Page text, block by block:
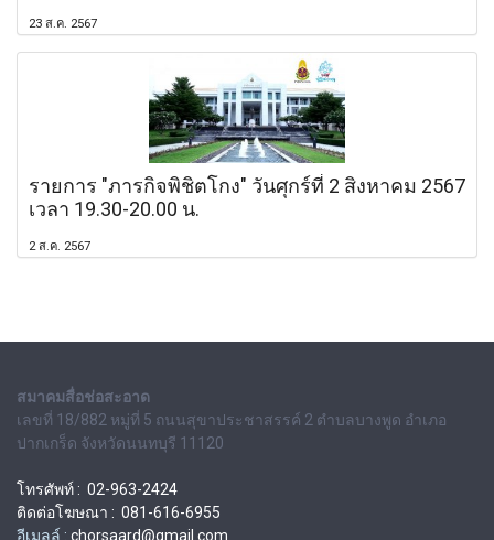
23 ส.ค. 2567
รายการ "ภารกิจพิชิตโกง" วันศุกร์ที่ 2 สิงหาคม 2567
เวลา 19.30-20.00 น.
2 ส.ค. 2567
สมาคมสื่อช่อสะอาด
เลขที่ 18/882 หมู่ที่ 5 ถนนสุขาประชาสรรค์ 2 ตำบลบางพูด อำเภอ
ปากเกร็ด จังหวัดนนทบุรี 11120
โทรศัพท์ : 02-963-2424
ติดต่อโฆษณา : 081-616-6955
อีเมลล์ : chorsaard@gmail.com